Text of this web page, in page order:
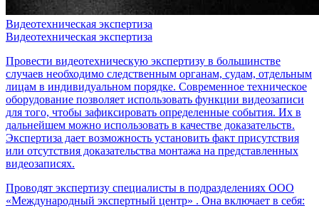
Видеотехническая экспертиза
Видеотехническая экспертиза
Провести видеотехническую экспертизу в большинстве
случаев необходимо следственным органам, судам, отдельным
лицам в индивидуальном порядке. Современное техническое
оборудование позволяет использовать функции видеозаписи
для того, чтобы зафиксировать определенные события. Их в
дальнейшем можно использовать в качестве доказательств.
Экспертиза дает возможность установить факт присутствия
или отсутствия доказательства монтажа на представленных
видеозаписях.
Проводят экспертизу специалисты в подразделениях ООО
«Международный экспертный центр» . Она включает в себя: